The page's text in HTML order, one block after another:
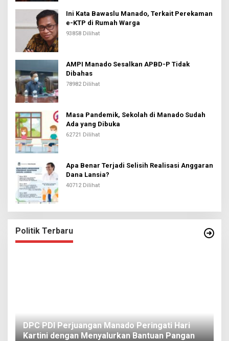
Ini Kata Bawaslu Manado, Terkait Perekaman
e-KTP di Rumah Warga
93858 Dilihat
AMPI Manado Sesalkan APBD-P Tidak
Dibahas
78982 Dilihat
Masa Pandemik, Sekolah di Manado Sudah
Ada yang Dibuka
62721 Dilihat
Apa Benar Terjadi Selisih Realisasi Anggaran
Dana Lansia?
40712 Dilihat
Politik Terbaru
DPC PDI Perjuangan Manado Peringati Hari
Kartini dengan Menyalurkan Bantuan Pangan